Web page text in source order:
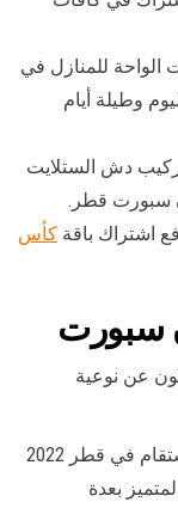
للمنازل في
وطيلة أيام
دش الستلايت
سبورت قطر.
اشتراك باقة كأس
سبورت
عن نوعية
مع موعد اقتراب مباريات كأس العالم التي ستقام في قطر 2022
بعدة